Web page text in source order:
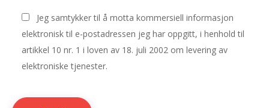
Jeg samtykker til å motta kommersiell informasjon
elektronisk til e-postadressen jeg har oppgitt, i henhold til
artikkel 10 nr. 1 i loven av 18. juli 2002 om levering av
elektroniske tjenester.